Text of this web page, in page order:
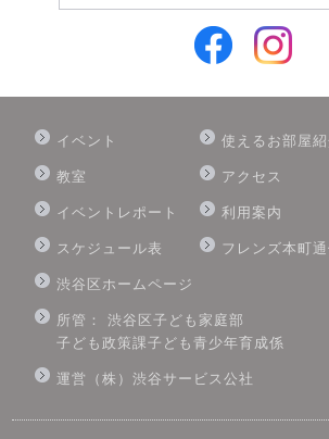
イベント
教室
イベントレポート
スケジュール表
使えるお部屋紹
アクセス
利用案内
フレンズ本町通
渋谷区ホームページ
所管： 渋谷区子ども家庭部
子ども政策課子ども青少年育成係
運営（株）渋谷サービス公社